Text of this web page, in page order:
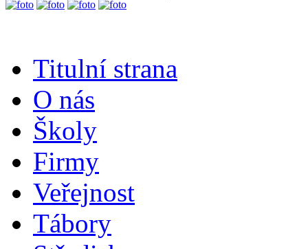
Titulní strana
O nás
Školy
Firmy
Veřejnost
Tábory